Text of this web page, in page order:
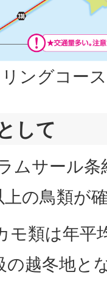
ングコー
して
ムサール
の鳥類が
モ類は年平
の越冬地と